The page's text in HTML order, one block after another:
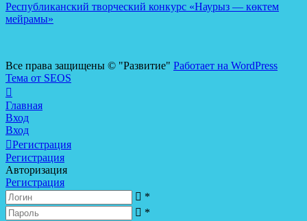
Республиканский творческий конкурс «Наурыз — көктем
мейрамы»
Все права защищены © "Развитие" Работает на WordPress
Тема от SEOS
Главная
Вход
Вход
Регистрация
Регистрация
Авторизация
Регистрация
*
*